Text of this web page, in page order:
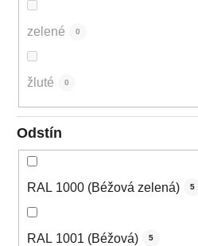
zelené 0
žluté 0
Odstín
RAL 1000 (Béžová zelená) 5
RAL 1001 (Béžová) 5